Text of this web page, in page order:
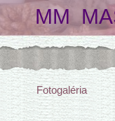
MM
Fotogaléria